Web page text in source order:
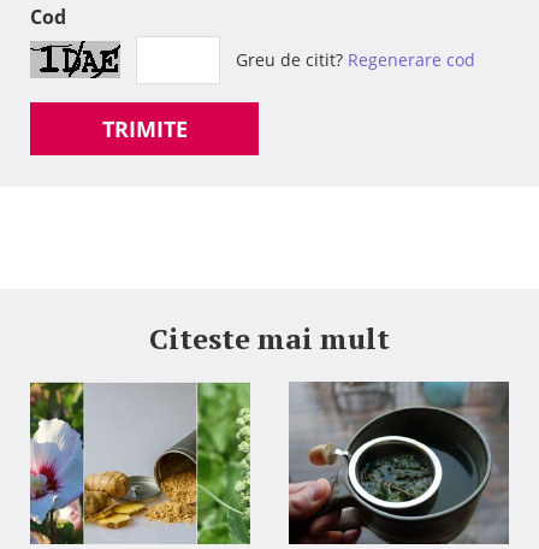
Cod
Greu de citit? Regenerare cod
TRIMITE
Citeste mai mult